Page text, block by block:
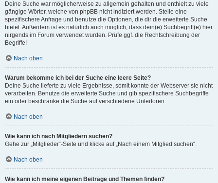
Deine Suche war möglicherweise zu allgemein gehalten und enthielt zu viele
gängige Wörter, welche von phpBB nicht indiziert werden. Stelle eine
spezifischere Anfrage und benutze die Optionen, die dir die erweiterte Suche
bietet. Außerdem ist es natürlich auch möglich, dass dein(e) Suchbegriff(e) hier
nirgends im Forum verwendet wurden. Prüfe ggf. die Rechtschreibung der
Begriffe!
Nach oben
Warum bekomme ich bei der Suche eine leere Seite?
Deine Suche lieferte zu viele Ergebnisse, somit konnte der Webserver sie nicht
verarbeiten. Benutze die erweiterte Suche und gib spezifischere Suchbegriffe
ein oder beschränke die Suche auf verschiedene Unterforen.
Nach oben
Wie kann ich nach Mitgliedern suchen?
Gehe zur „Mitglieder“-Seite und klicke auf „Nach einem Mitglied suchen“.
Nach oben
Wie kann ich meine eigenen Beiträge und Themen finden?